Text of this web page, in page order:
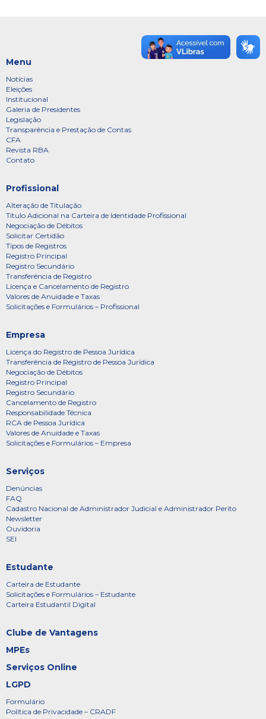
Menu
Notícias
Eleições
Institucional
Galeria de Presidentes
Legislação
Transparência e Prestação de Contas
CFA
Revista RBA
Contato
Profissional
Alteração de Titulação
Título Adicional na Carteira de Identidade Profissional
Negociação de Débitos
Solicitar Certidão
Tipos de Registros
Registro Principal
Registro Secundário
Transferência de Registro
Licença e Cancelamento de Registro
Valores de Anuidade e Taxas
Solicitações e Formulários – Profissional
Empresa
Licença do Registro de Pessoa Jurídica
Transferência de Registro de Pessoa Jurídica
Negociação de Débitos
Registro Principal
Registro Secundário
Cancelamento de Registro
Responsabilidade Técnica
RCA de Pessoa Jurídica
Valores de Anuidade e Taxas
Solicitações e Formulários – Empresa
Serviços
Denúncias
FAQ
Cadastro Nacional de Administrador Judicial e Administrador Perito
Newsletter
Ouvidoria
SEI
Estudante
Carteira de Estudante
Solicitações e Formulários – Estudante
Carteira Estudantil Digital
Clube de Vantagens
MPEs
Serviços Online
LGPD
Formulário
Política de Privacidade – CRADF